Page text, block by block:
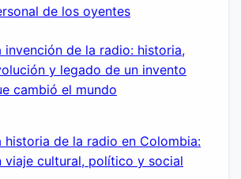
de los oyentes
invención de la radio: historia,
y legado de un invento
cambió el mundo
historia de la radio en Colombia:
viaje cultural, político y social